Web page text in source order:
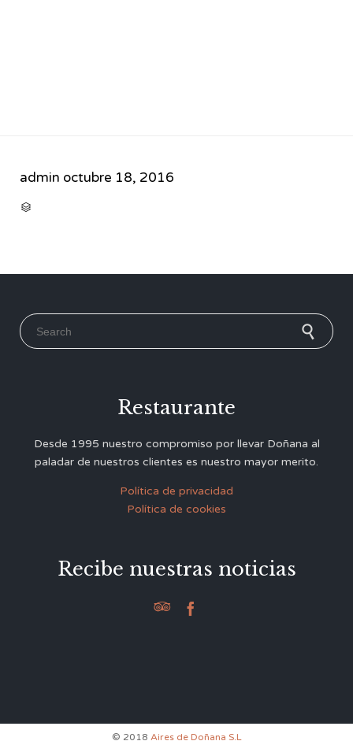
admin octubre 18, 2016

Search for:
Restaurante
Desde 1995 nuestro compromiso por llevar Doñana al
paladar de nuestros clientes es nuestro mayor merito.
Política de privacidad
Política de cookies
Recibe nuestras noticias
 
© 2018 Aires de Doñana S.L